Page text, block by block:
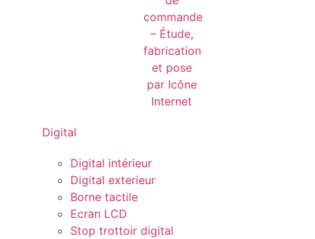
Digital
Digital intérieur
Digital exterieur
Borne tactile
Ecran LCD
Stop trottoir digital